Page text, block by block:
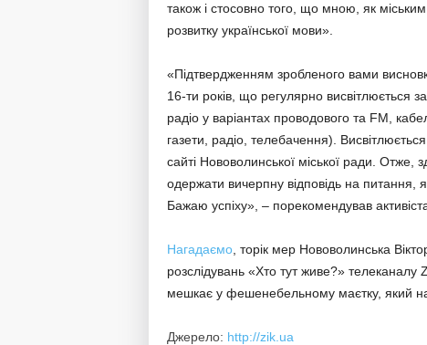
також і стосовно того, що мною, як
розвитку української мови».
«Підтвердженням зробленого вами
16-ти років, що регулярно висвітлюється
радіо у варіантах проводового та FM,
газети, радіо, телебачення).
сайті Нововолинської міської ради.
одержати вичерпну відповідь на питання,
Бажаю успіху», – порекомендував
Нагадаємо, торік мер Нововолинська
розслідувань «Хто тут живе?»
мешкає у фешенебельному маєтку, який
Джерело: http://zik.ua